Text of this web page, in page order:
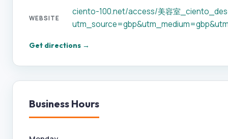
WEBSITE
ciento-100.net/access/美容室
Get directions →
Business Hours